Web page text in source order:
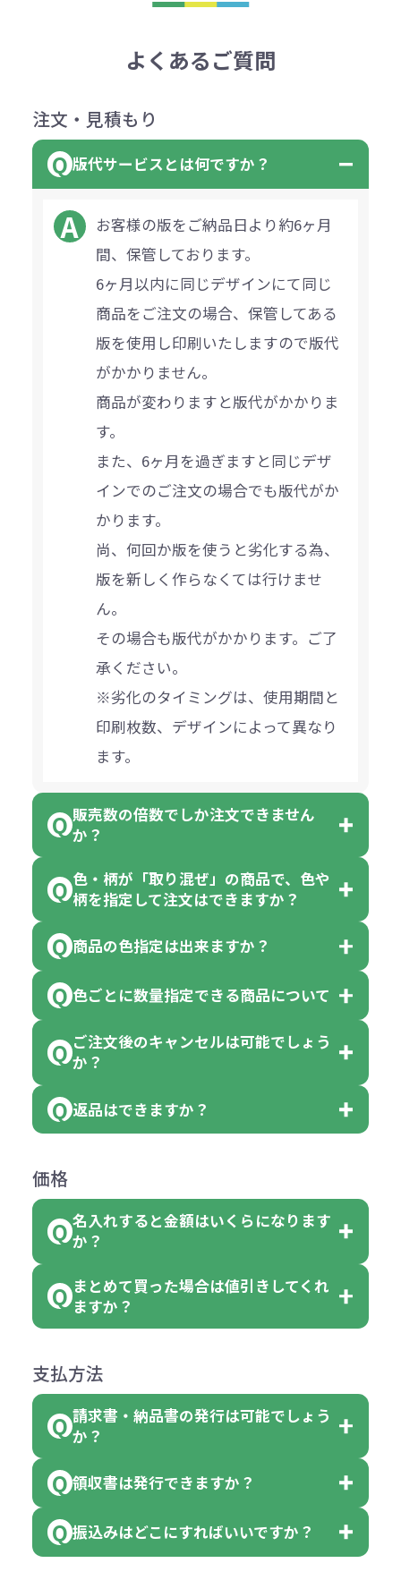
よくあるご質問
注文・見積もり
版代サービスとは何ですか？
お客様の版をご納品日より約6ヶ月
間、保管しております。
6ヶ月以内に同じデザインにて同じ
商品をご注文の場合、保管してある
版を使用し印刷いたしますので版代
がかかりません。
商品が変わりますと版代がかかりま
す。
また、6ヶ月を過ぎますと同じデザ
インでのご注文の場合でも版代がか
かります。
尚、何回か版を使うと劣化する為、
版を新しく作らなくては行けませ
ん。
その場合も版代がかかります。ご了
承ください。
※劣化のタイミングは、使用期間と
印刷枚数、デザインによって異なり
ます。
販売数の倍数でしか注文できません
か？
一部商品（※）を除き、注文可能数
です。
ります。
【例】注文可能数が100個の場合
は、100個以上でしたら、何個でも
可能です。
色・柄が「取り混ぜ」の商品で、色や
柄を指定して注文はできますか？
「色・柄 取り混ぜ」のラベルがつい
ている商品は、色指定不可となって
ん。
但し、ロゴなど名入れ印刷をされる
費用）
商品の色指定は出来ますか？
色指定できる商品もございますが商
品の詳細に「色・柄 取り混ぜ」のラ
ベルや商品画像に「〇色取混ぜ」な
ては色指定が出来ません。
れ等分で100個ずつ入って参ります。
（割り切れない場合は数個単位で前
色指定できる商品に付きましては商
品詳細の購入の所で色が選べるよう
になっております。
色ごとに数量指定できる商品について
「選べる本体色」のラベルが付いて
す。
い。
例えば…
クエアトート」を300個注文した場
クエアトート」は10個単位でしたら
色を指定出来るので、ピンクを100
個、ブルーを90個、イエローを110
【色指定の仕方】
ご注文後のキャンセルは可能でしょう
か？
お客様都合でのキャンセルは、制作
がございます。
ご注文の際は、十分にご確認・ご検
返品はできますか？
めご了承ください。
ただし下記の場合は承っております
●初期不良または不良品（破損、故
障）の場合
合
●名入れ、オリジナルの内容が異な
っていた場合
または返金にて対応させていただき
ます。
その際不良品については送料着払い
価格
名入れすると金額はいくらになります
か？
名入れありの場合の代金の計算方法
は下記の通りです。
計算例：
＜1色印刷の場合＞
（提供価格（商品代）+名入れ費用
（印刷代））×枚数+製版代
（提供価格（商品代）+名入れ費用
まとめて買った場合は値引きしてくれ
ますか？
商品によりますが、お見積もりさせ
ていただきます。
見積もりサポートから個別でお問い
支払方法
請求書・納品書の発行は可能でしょう
か？
会員様はマイページより各種帳票の
ダウンロードが可能です。
詳しくはこちらはご確認ください。
領収書は発行できますか？
会員様はマイページより各種帳票の
振込みはどこにすればいいですか？